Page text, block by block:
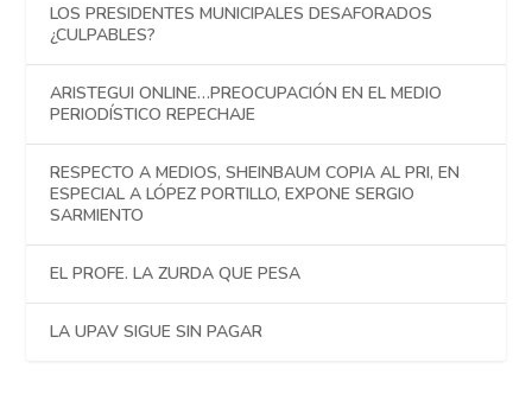
LOS PRESIDENTES MUNICIPALES DESAFORADOS
¿CULPABLES?
ARISTEGUI ONLINE…PREOCUPACIÓN EN EL MEDIO
PERIODÍSTICO REPECHAJE
RESPECTO A MEDIOS, SHEINBAUM COPIA AL PRI, EN
ESPECIAL A LÓPEZ PORTILLO, EXPONE SERGIO
SARMIENTO
EL PROFE. LA ZURDA QUE PESA
LA UPAV SIGUE SIN PAGAR